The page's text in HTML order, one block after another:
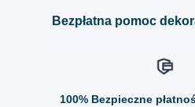
Bezpłatna pomoc
100% Bezpieczne